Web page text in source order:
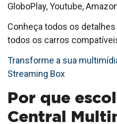
GloboPlay, Youtube,
Conheça todos os
todos os carros
Transforme a sua
Streaming Box
Por que
Central